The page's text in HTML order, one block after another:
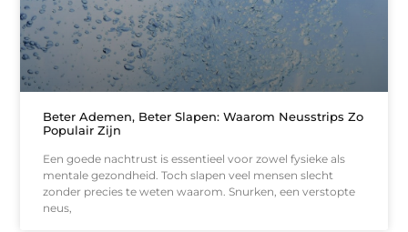
Beter Ademen, Beter Slapen: Waarom Neusstrips Zo
Populair Zijn
Een goede nachtrust is essentieel voor zowel fysieke als
mentale gezondheid. Toch slapen veel mensen slecht
zonder precies te weten waarom. Snurken, een verstopte
neus,